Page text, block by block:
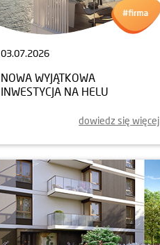
03.07.2026
NOWA WYJĄTKOWA
INWESTYCJA NA HELU
dowiedz się więcej